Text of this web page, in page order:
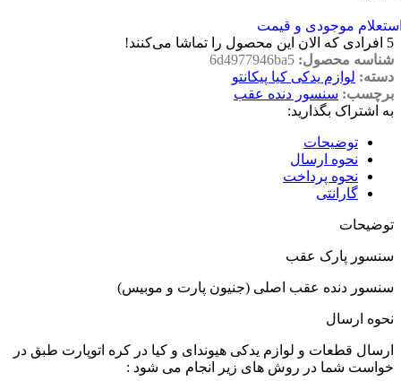
موجودی و قیمت
5 افرادی که الان این محصول را تماشا می‌کنند!
شناسه محصول: 6d4977946ba5
دسته: لوازم یدکی کیا پیکانتو
برچسب: سنسور دنده عقب
به اشتراک بگذارید:
توضیحات
نحوه ارسال
نحوه پرداخت
گارانتی
توضیحات
سنسور پارک عقب
سنسور دنده عقب اصلی (جنیون پارت و موبیس)
نحوه ارسال
ارسال قطعات و لوازم یدکی هیوندای و کیا در کره اتوپارت طبق در
خواست شما در روش های زیر انجام می شود :